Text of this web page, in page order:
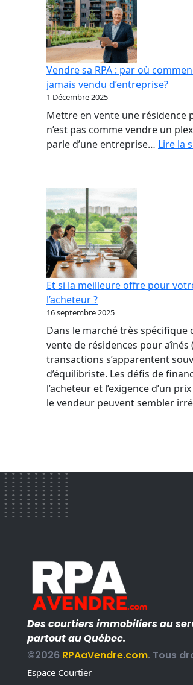
Vendre sa RPA : par où
jamais vendu d’entreprise?
1 Décembre 2025
Mettre en vente une résidence
n’est pas comme vendre un
parle d’une entreprise… Lire la
Et si la meilleure offre pour
l’acheteur ?
16 septembre 2025
Dans le marché très spécifique
vente de résidences pour aînés
transactions s’apparentent
d’équilibriste. Les défis de
l’acheteur et l’exigence d’un
le vendeur peuvent sembler
Des courtiers immobiliers au
partout au Québec.
©2026 RPAaVendre.com. Tous
Espace Courtier